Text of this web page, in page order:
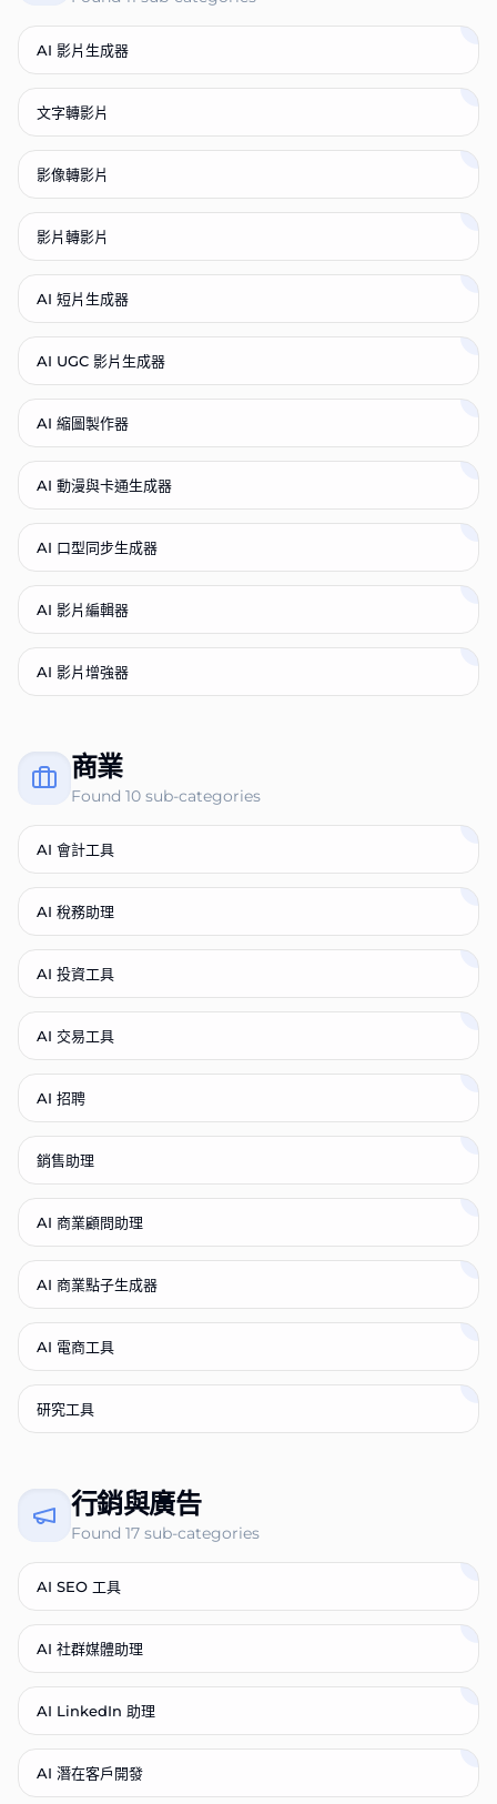
AI 影片生成器
文字轉影片
影像轉影片
影片轉影片
AI 短片生成器
AI UGC 影片生成器
AI 縮圖製作器
AI 動漫與卡通生成器
AI 口型同步生成器
AI 影片編輯器
AI 影片增強器
商業
Found 10 sub-categories
AI 會計工具
AI 稅務助理
AI 投資工具
AI 交易工具
AI 招聘
銷售助理
AI 商業顧問助理
AI 商業點子生成器
AI 電商工具
研究工具
行銷與廣告
Found 17 sub-categories
AI SEO 工具
AI 社群媒體助理
AI LinkedIn 助理
AI 潛在客戶開發